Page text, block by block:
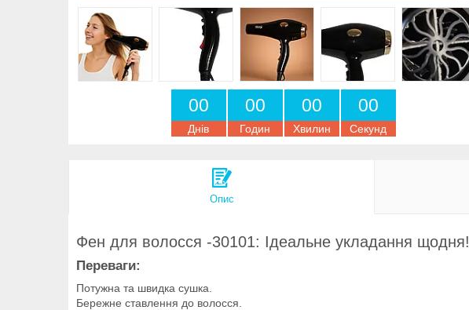
00
Днів
00
Годин
00
Хвилин
00
Секунд
Опис
Фен для волосся -30101: Ідеальне укладання щодня!
Переваги:
Потужна та швидка сушка.
Бережне ставлення до волосся.